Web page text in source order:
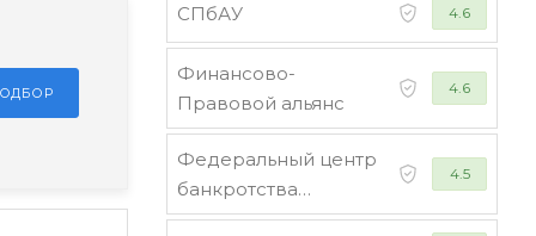
СПбАУ 4.6
Финансово-
Правовой альянс
4.6
Федеральный центр
банкротства
граждан
4.5